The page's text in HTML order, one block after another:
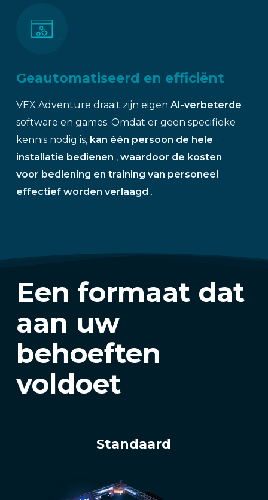
Geautomatiseerd en efficiënt
VEX Adventure draait zijn eigenAI-verbeterde
software en games. Omdat er geen specifieke
kennis nodig is, kan één persoon de hele
installatie bedienen ,waardoor de kosten
voor bediening en training van personeel
effectief worden verlaagd .
Een formaat dat
aan uw
behoeften
voldoet
Standaard